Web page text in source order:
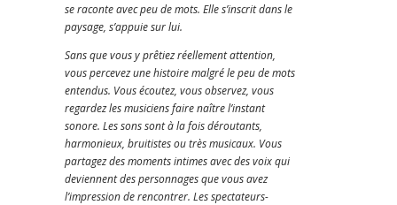
se raconte avec peu de mots. Elle s’inscrit dans le
paysage, s’appuie sur lui.
Sans que vous y prêtiez réellement attention,
vous percevez une histoire malgré le peu de mots
entendus. Vous écoutez, vous observez, vous
regardez les musiciens faire naître l’instant
sonore. Les sons sont à la fois déroutants,
harmonieux, bruitistes ou très musicaux. Vous
partagez des moments intimes avec des voix qui
deviennent des personnages que vous avez
l’impression de rencontrer. Les spectateurs-